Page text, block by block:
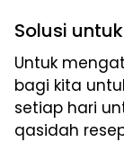
Solusi
Untuk
bagi kita
setiap hari
qasidah